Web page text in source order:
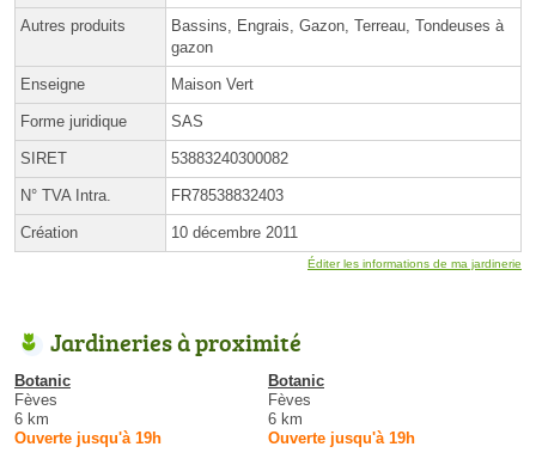
Autres produits
Bassins, Engrais, Gazon, Terreau, Tondeuses à
gazon
Enseigne Maison Vert
Forme juridique SAS
SIRET 53883240300082
N° TVA Intra. FR78538832403
Création 10 décembre 2011
Éditer les informations de ma jardinerie
Jardineries à proximité
Botanic
Fèves
6 km
Ouverte jusqu'à 19h
Botanic
Fèves
6 km
Ouverte jusqu'à 19h